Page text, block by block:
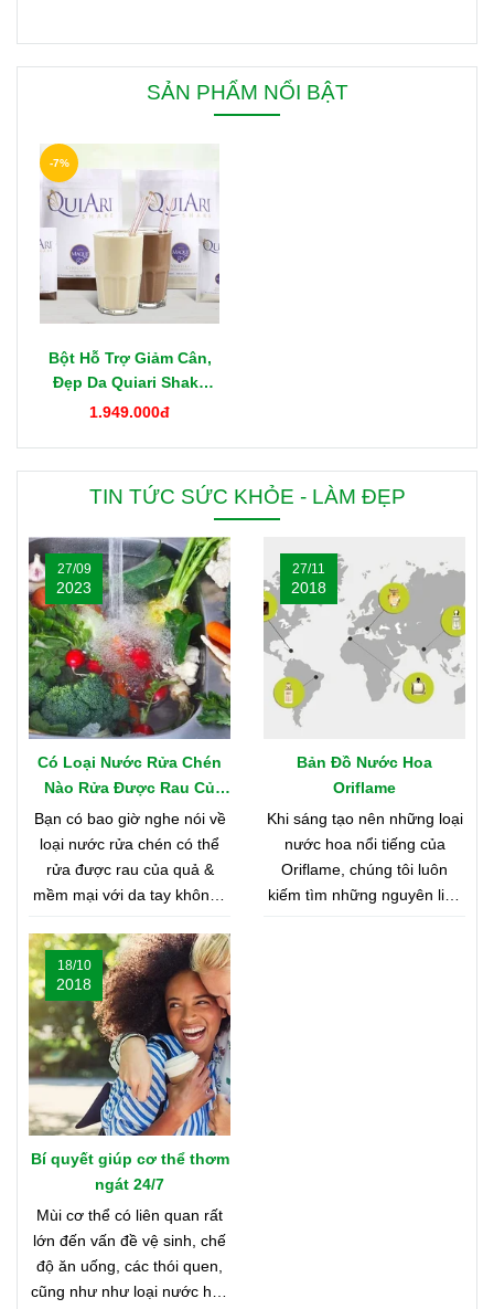
SẢN PHẨM NỔI BẬT
Bột Hỗ Trợ Giảm Cân,
Đẹp Da Quiari Shake
1000g Mỹ
1.949.000đ
-7%
TIN TỨC SỨC KHỎE - LÀM ĐẸP
Có Loại Nước Rửa Chén
Nào Rửa Được Rau Củ
Quả & Mềm Mại Với Da
Tay?
27/09
2023
Bạn có bao giờ nghe nói về
loại nước rửa chén có thể
rửa được rau của quả &
mềm mại với da tay không?
bạn hãy cùng shop tìm hiểu
nhé
Bản Đồ Nước Hoa
Oriflame
27/11
2018
Khi sáng tạo nên những loại
nước hoa nổi tiếng của
Oriflame, chúng tôi luôn
kiếm tìm những nguyên liệu
Bí quyết giúp cơ thể thơm
ngát 24/7
18/10
2018
Mùi cơ thể có liên quan rất
lớn đến vấn đề vệ sinh, chế
độ ăn uống, các thói quen,
cũng như như loại nước hoa